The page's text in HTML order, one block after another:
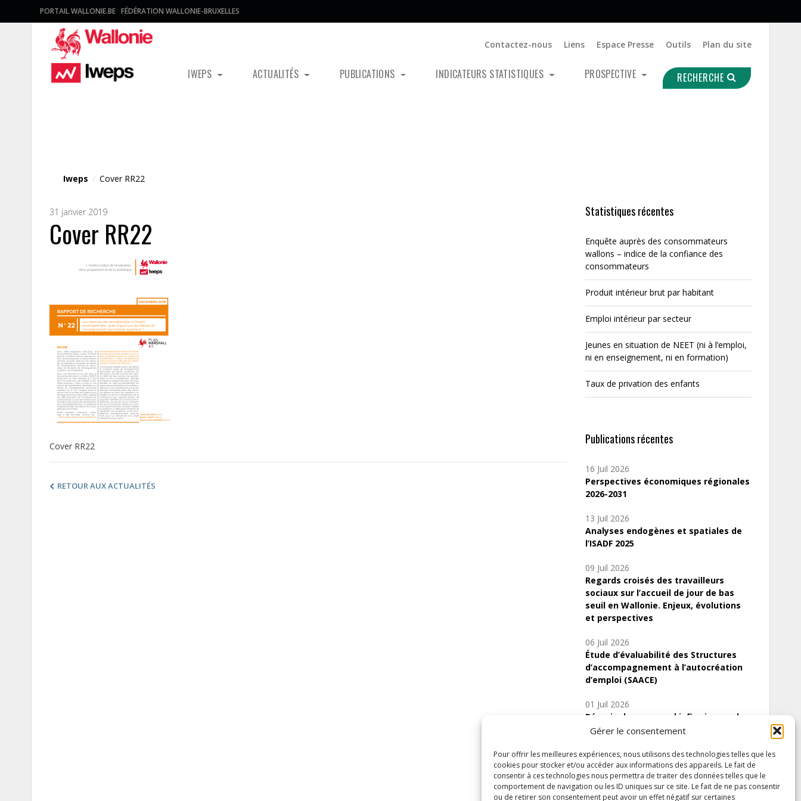
Gérer le consentement
Pour offrir les meilleures expériences, nous utilisons des technologies telles que les
cookies pour stocker et/ou accéder aux informations des appareils. Le fait de
consentir à ces technologies nous permettra de traiter des données telles que le
comportement de navigation ou les ID uniques sur ce site. Le fait de ne pas consentir
ou de retirer son consentement peut avoir un effet négatif sur certaines
PORTAIL WALLONIE.BE FÉDÉRATION WALLONIE-BRUXELLES
Contactez-nous Liens Espace Presse Outils Plan du site
IWEPS ACTUALITÉS PUBLICATIONS INDICATEURS STATISTIQUES PROSPECTIVE RECHERCHE
Iweps / Cover RR22
31 janvier 2019
Cover RR22
Cover RR22
RETOUR AUX ACTUALITÉS
Statistiques récentes
Enquête auprès des consommateurs
wallons – indice de la confiance des
consommateurs
Produit intérieur brut par habitant
Emploi intérieur par secteur
Jeunes en situation de NEET (ni à l’emploi,
ni en enseignement, ni en formation)
Taux de privation des enfants
Publications récentes
16 Juil 2026
Perspectives économiques régionales
2026-2031
13 Juil 2026
Analyses endogènes et spatiales de
l’ISADF 2025
09 Juil 2026
Regards croisés des travailleurs
sociaux sur l’accueil de jour de bas
seuil en Wallonie. Enjeux, évolutions
et perspectives
06 Juil 2026
Étude d’évaluabilité des Structures
d’accompagnement à l’autocréation
d’emploi (SAACE)
01 Juil 2026
Pénurie du personnel infirmier :quels
indicateurs d’offre de soins pour
Inscrivez-vous à notre newsletter